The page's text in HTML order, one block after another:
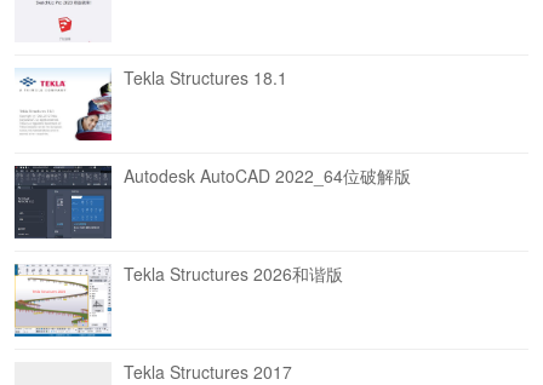
Tekla Structures 18.1
Autodesk AutoCAD 2022_64位破解版
Tekla Structures 2026和谐版
Tekla Structures 2017